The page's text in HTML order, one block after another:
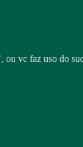
vc faz uso do